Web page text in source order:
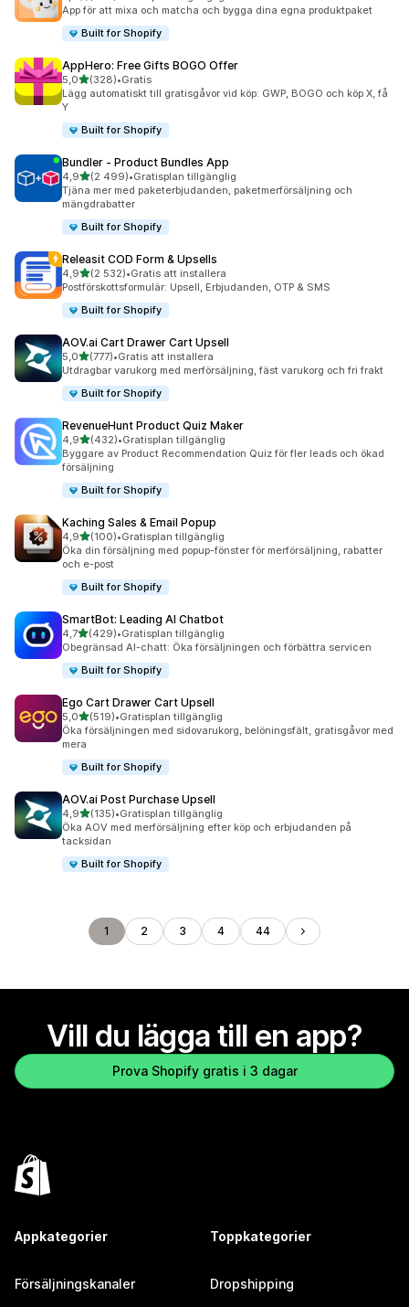
App för att mixa och matcha och bygga dina egna produktpaket
Built for Shopify
AppHero: Free Gifts BOGO Offer
5,0av 5 stjärnor
(328)
328 recensioner totalt
•Gratis
Lägg automatiskt till gratisgåvor vid köp: GWP, BOGO och köp X, få
Y
Built for Shopify
Bundler ‑ Product Bundles App
4,9av 5 stjärnor
(2 499)
2499 recensioner totalt
•Gratisplan tillgänglig
Tjäna mer med paketerbjudanden, paketmerförsäljning och
mängdrabatter
Built for Shopify
Releasit COD Form & Upsells
4,9av 5 stjärnor
(2 532)
2532 recensioner totalt
•Gratis att installera
Postförskottsformulär: Upsell, Erbjudanden, OTP & SMS
Built for Shopify
AOV.ai Cart Drawer Cart Upsell
5,0av 5 stjärnor
(777)
777 recensioner totalt
•Gratis att installera
Utdragbar varukorg med merförsäljning, fäst varukorg och fri frakt
Built for Shopify
RevenueHunt Product Quiz Maker
4,9av 5 stjärnor
(432)
432 recensioner totalt
•Gratisplan tillgänglig
Byggare av Product Recommendation Quiz för fler leads och ökad
försäljning
Built for Shopify
Kaching Sales & Email Popup
4,9av 5 stjärnor
(100)
100 recensioner totalt
•Gratisplan tillgänglig
Öka din försäljning med popup-fönster för merförsäljning, rabatter
och e-post
Built for Shopify
SmartBot: Leading AI Chatbot
4,7av 5 stjärnor
(429)
429 recensioner totalt
•Gratisplan tillgänglig
Obegränsad AI-chatt: Öka försäljningen och förbättra servicen
Built for Shopify
Ego Cart Drawer Cart Upsell
5,0av 5 stjärnor
(519)
519 recensioner totalt
•Gratisplan tillgänglig
Öka försäljningen med sidovarukorg, belöningsfält, gratisgåvor med
mera
Built for Shopify
AOV.ai Post Purchase Upsell
4,9av 5 stjärnor
(135)
135 recensioner totalt
•Gratisplan tillgänglig
Öka AOV med merförsäljning efter köp och erbjudanden på
tacksidan
Built for Shopify
1 2 3 4 44
Vill du lägga till en app?
Prova Shopify gratis i 3 dagar
Appkategorier
Försäljningskanaler
Toppkategorier
Dropshipping